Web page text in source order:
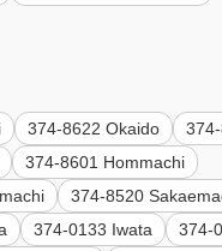
374-8622 Okaido
374-8601 Hommachi
374-8520
374-0133 Iwata
374-